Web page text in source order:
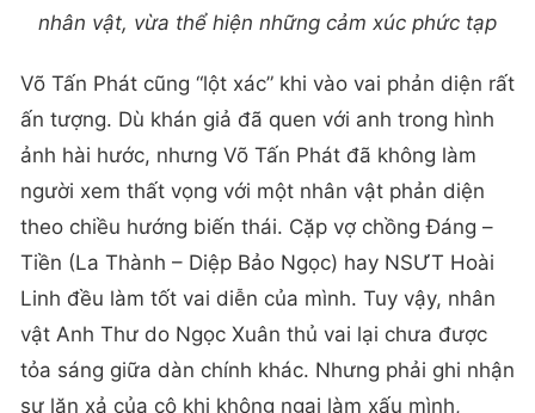
nhân vật, vừa thể hiện những cảm xúc phức tạp
Võ Tấn Phát cũng “lột xác” khi vào vai phản diện rất
ấn tượng. Dù khán giả đã quen với anh trong hình
ảnh hài hước, nhưng Võ Tấn Phát đã không làm
người xem thất vọng với một nhân vật phản diện
theo chiều hướng biến thái. Cặp vợ chồng Đáng –
Tiền (La Thành – Diệp Bảo Ngọc) hay NSƯT Hoài
Linh đều làm tốt vai diễn của mình. Tuy vậy, nhân
vật Anh Thư do Ngọc Xuân thủ vai lại chưa được
tỏa sáng giữa dàn chính khác. Nhưng phải ghi nhận
sự lăn xả của cô khi không ngại làm xấu mình,